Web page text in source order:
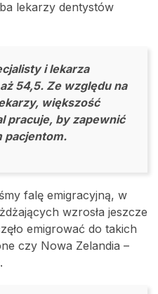
lekarzy dentystów
i lekarza
54,5. Ze względu na
większość
pracuje, by zapewnić
pacjentom.
falę emigracyjną, w
wzrosła jeszcze
emigrować do takich
czy Nowa Zelandia –